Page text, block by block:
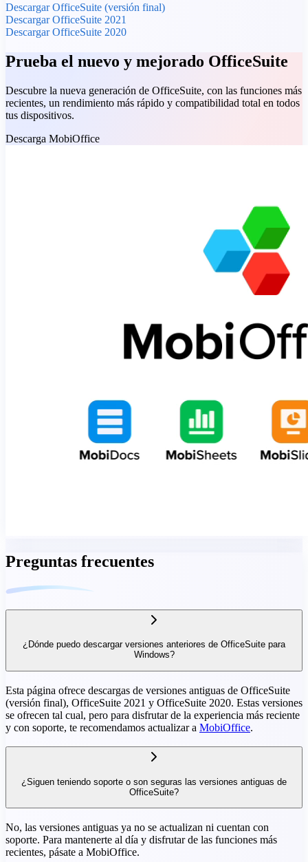
Descargar OfficeSuite (versión final)
Descargar OfficeSuite 2021
Descargar OfficeSuite 2020
Prueba el nuevo y mejorado OfficeSuite
Descubre la nueva generación de OfficeSuite, con las funciones más
recientes, un rendimiento más rápido y compatibilidad total en todos
tus dispositivos.
Descarga MobiOffice
Preguntas frecuentes
¿Dónde puedo descargar versiones anteriores de OfficeSuite para
Windows?
Esta página ofrece descargas de versiones antiguas de OfficeSuite
(versión final), OfficeSuite 2021 y OfficeSuite 2020. Estas versiones
se ofrecen tal cual, pero para disfrutar de la experiencia más reciente
y con soporte, te recomendamos actualizar a MobiOffice.
¿Siguen teniendo soporte o son seguras las versiones antiguas de
OfficeSuite?
No, las versiones antiguas ya no se actualizan ni cuentan con
soporte. Para mantenerte al día y disfrutar de las funciones más
recientes, pásate a MobiOffice.